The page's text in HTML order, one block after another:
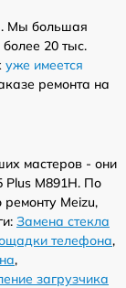
Мы большая
20 тыс.
уже имеется
ремонта на
мастеров - они
Plus M891H. По
Meizu,
Замена стекла
телефона,
,
загрузчика